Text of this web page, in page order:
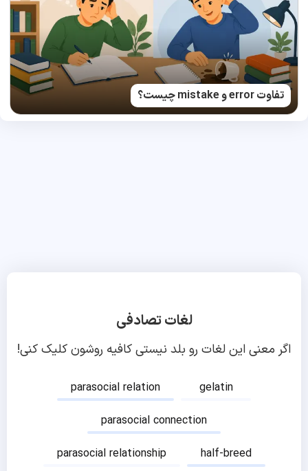
تفاوت error و mistake چیست؟
لغات تصادفی
اگر معنی این لغات رو بلد نیستی کافیه روشون کلیک کنی!
parasocial relation
gelatin
parasocial connection
parasocial relationship
half-breed